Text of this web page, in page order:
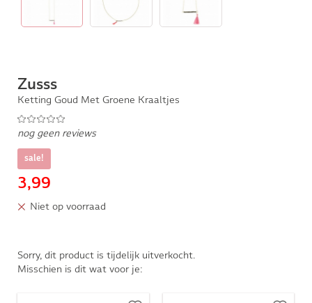
Zusss
Ketting Goud Met Groene Kraaltjes
nog geen reviews
sale!
3,99
Niet op voorraad
Sorry, dit product is tijdelijk uitverkocht.
Misschien is dit wat voor je: